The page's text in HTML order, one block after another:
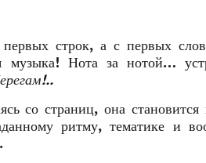
строк, а с первых
музыка! Нота за нотой…
со страниц, она
ритму, тематике и